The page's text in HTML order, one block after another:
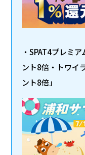
・SPAT4プレミ
ント8倍・トワイ
ント8倍」